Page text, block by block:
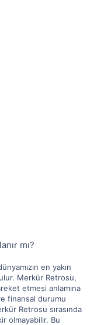
mı?
en yakın
Merkür Retrosu,
etmesi anlamına
finansal durumu
Retrosu sırasında
olmayabilir. Bu